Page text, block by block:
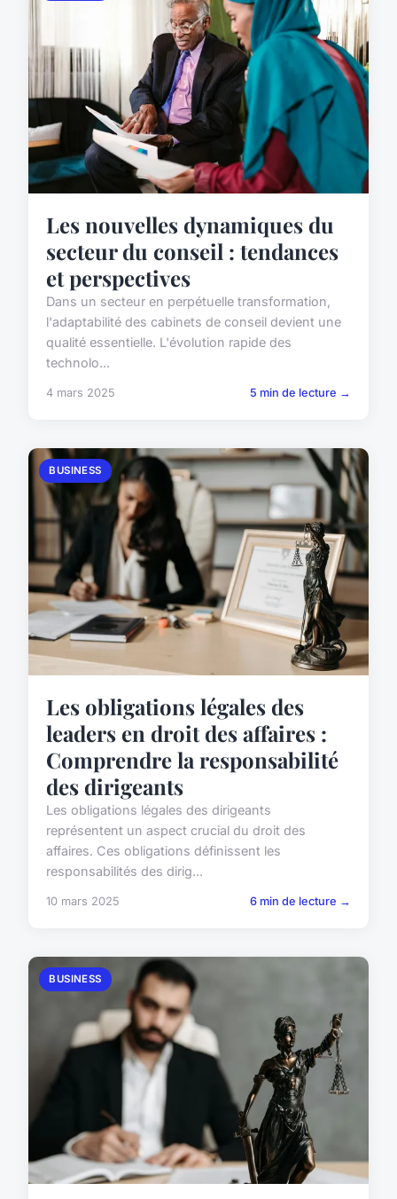
Les nouvelles dynamiques du
secteur du conseil : tendances
et perspectives
Dans un secteur en perpétuelle transformation,
l'adaptabilité des cabinets de conseil devient une
qualité essentielle. L'évolution rapide des
technolo...
4 mars 2025 5 min de lecture →
BUSINESS
Les obligations légales des
leaders en droit des affaires :
Comprendre la responsabilité
des dirigeants
Les obligations légales des dirigeants
représentent un aspect crucial du droit des
affaires. Ces obligations définissent les
responsabilités des dirig...
10 mars 2025 6 min de lecture →
BUSINESS